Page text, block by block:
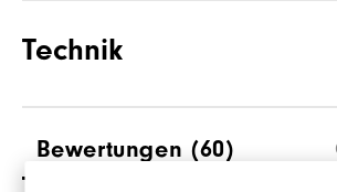
Technik
Bewertungen (60)